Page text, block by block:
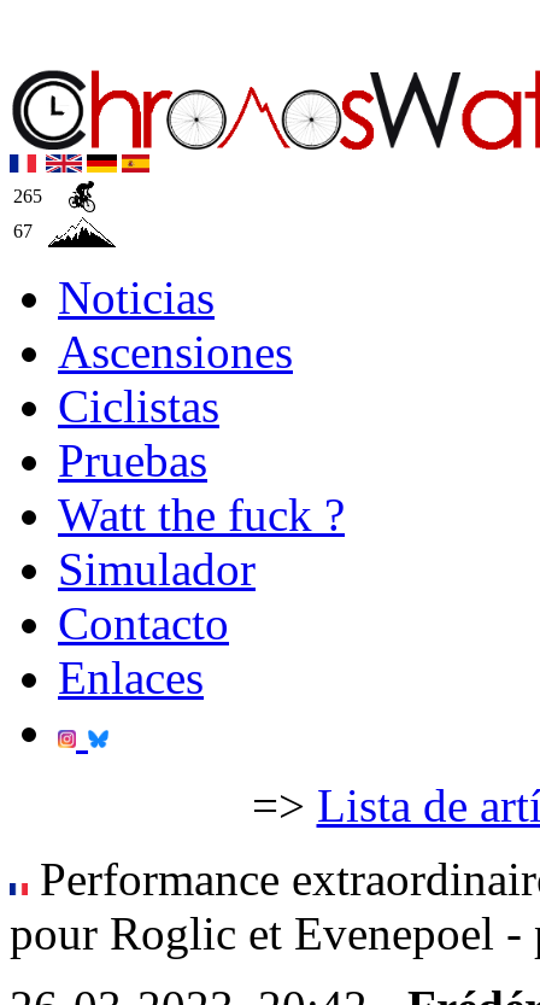
265
67
Noticias
Ascensiones
Ciclistas
Pruebas
Watt the fuck ?
Simulador
Contacto
Enlaces
=> Lista de
Performance
pour Roglic et Evenepoel -